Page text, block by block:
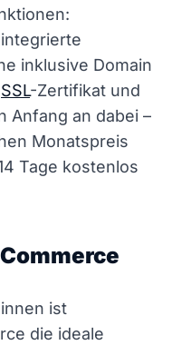
inklusive Domain
SSL-Zertifikat und
Anfang an dabei –
Monatspreis
Tage kostenlos
ist
die ideale